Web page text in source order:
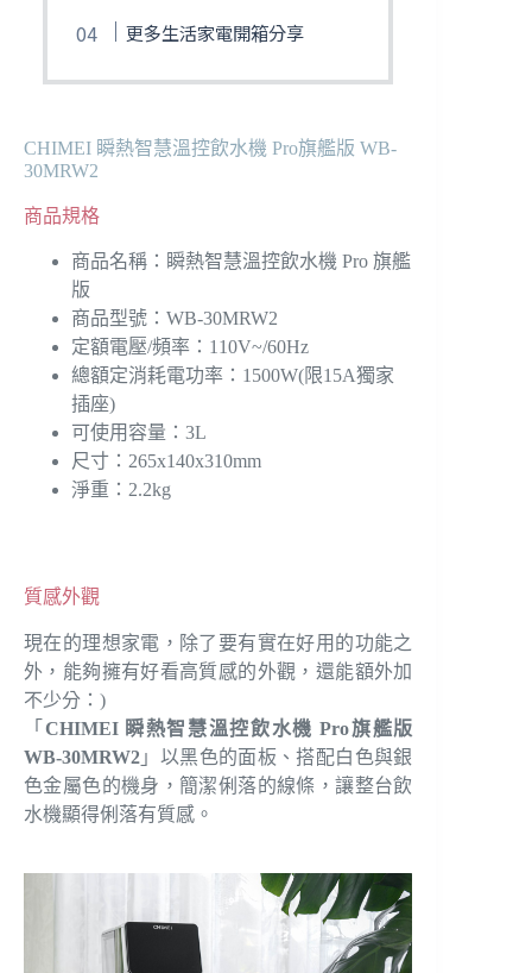
更多生活家電開箱分享
CHIMEI 瞬熱智慧溫控飲水機 Pro旗艦版 WB-
30MRW2
商品規格
商品名稱：瞬熱智慧溫控飲水機 Pro 旗艦
版
商品型號：WB-30MRW2
定額電壓/頻率：110V~/60Hz
總額定消耗電功率：1500W(限15A獨家
插座)
可使用容量：3L
尺寸：265x140x310mm
淨重：2.2kg
質感外觀
現在的理想家電，除了要有實在好用的功能之
外，能夠擁有好看高質感的外觀，還能額外加
不少分：)
「 CHIMEI 瞬熱智慧溫控飲水機 Pro旗艦版
WB-30MRW2 」以黑色的面板、搭配白色與銀
色金屬色的機身，簡潔俐落的線條，讓整台飲
水機顯得俐落有質感。